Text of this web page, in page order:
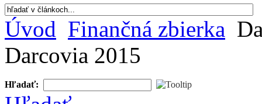
Úvod Finančná zbierka
Darcovia 2015
Hľadať: